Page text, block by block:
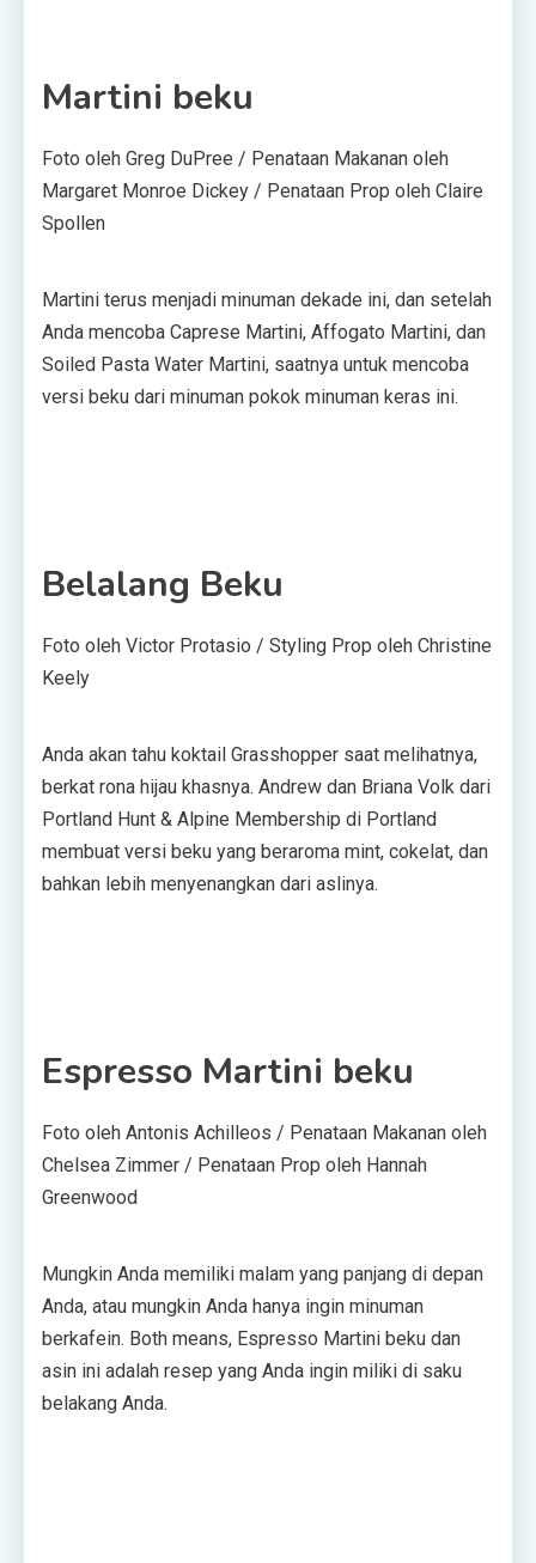
Martini beku
Foto oleh Greg DuPree / Penataan Makanan oleh
Margaret Monroe Dickey / Penataan Prop oleh Claire
Spollen
Martini terus menjadi minuman dekade ini, dan setelah
Anda mencoba Caprese Martini, Affogato Martini, dan
Soiled Pasta Water Martini, saatnya untuk mencoba
versi beku dari minuman pokok minuman keras ini.
Belalang Beku
Foto oleh Victor Protasio / Styling Prop oleh Christine
Keely
Anda akan tahu koktail Grasshopper saat melihatnya,
berkat rona hijau khasnya. Andrew dan Briana Volk dari
Portland Hunt & Alpine Membership di Portland
membuat versi beku yang beraroma mint, cokelat, dan
bahkan lebih menyenangkan dari aslinya.
Espresso Martini beku
Foto oleh Antonis Achilleos / Penataan Makanan oleh
Chelsea Zimmer / Penataan Prop oleh Hannah
Greenwood
Mungkin Anda memiliki malam yang panjang di depan
Anda, atau mungkin Anda hanya ingin minuman
berkafein. Both means, Espresso Martini beku dan
asin ini adalah resep yang Anda ingin miliki di saku
belakang Anda.